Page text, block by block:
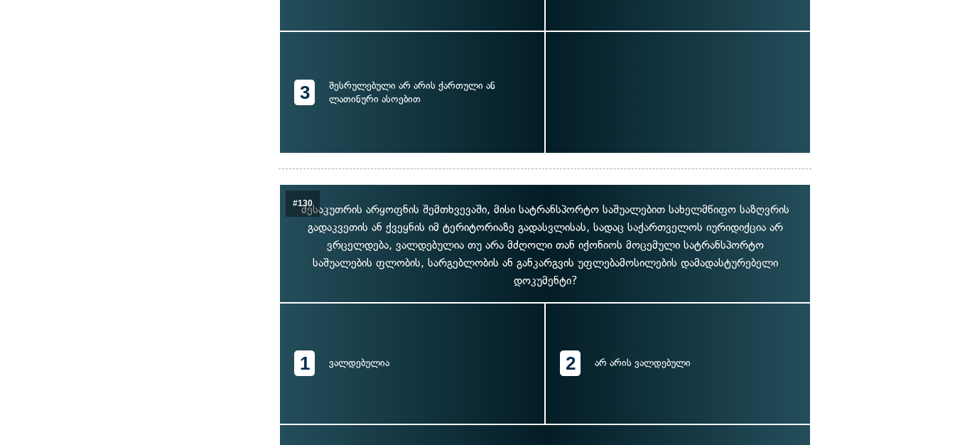
3
შესრულებული არ არის ქართული ან
ლათინური ასოებით
#130
მესაკუთრის არყოფნის შემთხვევაში, მისი სატრანსპორტო საშუალებით სახელმწიფო საზღვრის
გადაკვეთის ან ქვეყნის იმ ტერიტორიაზე გადასვლისას, სადაც საქართველოს იურიდიქცია არ
ვრცელდება, ვალდებულია თუ არა მძღოლი თან იქონიოს მოცემული სატრანსპორტო
საშუალების ფლობის, სარგებლობის ან განკარგვის უფლებამოსილების დამადასტურებელი
დოკუმენტი?
1 ვალდებულია 2 არ არის ვალდებული